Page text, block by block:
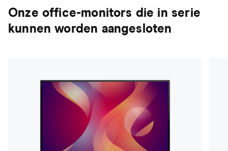
Onze office-monitors die in serie
kunnen worden aangesloten